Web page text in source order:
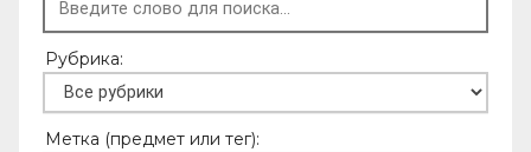
Рубрика:
Метка (предмет или тег):